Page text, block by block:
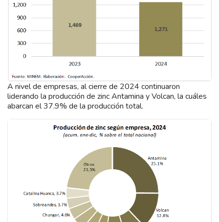
A nivel de empresas, al cierre de 2024 continuaron
liderando la producción de zinc Antamina y Volcan, la cuáles
abarcan el 37.9% de la producción total.